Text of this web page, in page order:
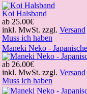
Koi Halsband
ab 25.00€
inkl. MwSt. zzgl. Versand
Muss ich haben
Maneki Neko -
ab 26.00€
inkl. MwSt. zzgl. Versand
Muss ich haben